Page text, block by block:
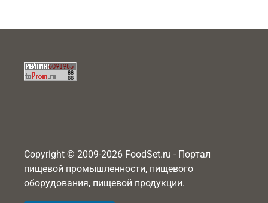
Copyright © 2009-2026 FoodSet.ru - Портал
пищевой промышленности, пищевого
оборудования, пищевой продукции.